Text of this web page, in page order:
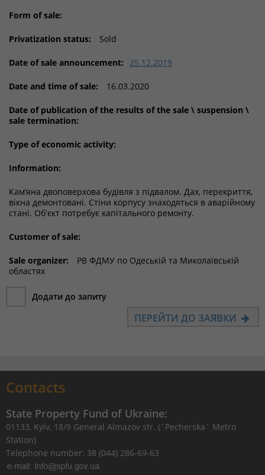
Form of sale:
Privatization status: Sold
Date of sale announcement: 25.12.2019
Date and time of sale: 16.03.2020
Date of publication of the results of the sale \ suspension \
sale termination:
Type of economic activity:
Information:
Кам’яна двоповерхова будівля з підвалом. Дах, перекриття,
вікна демонтовані. Стіни корпусу знаходяться в аварійному
стані. Об'єкт потребує капітального ремонту.
Customer of sale:
Sale organizer:
РВ ФДМУ по Одеській та Миколаївській
областях
Додати до запиту
ПЕРЕЙТИ ДО ЗАЯВКИ
Contacts
State Property Fund of Ukraine:
01133, Kyiv, 18/9 General Almazov str. (`Pecherska` Metro
Station)
Telephone number: 38 (044) 286-69-63